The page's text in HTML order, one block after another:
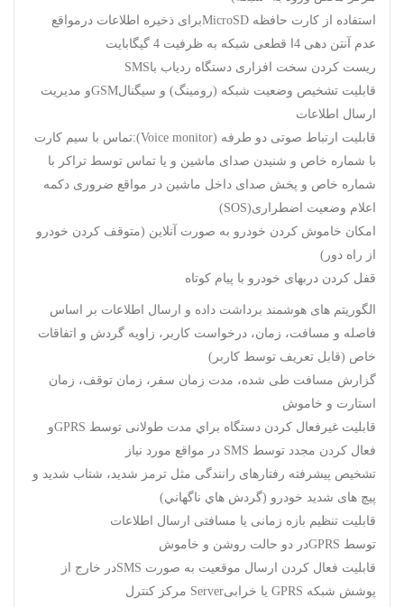
استفاده از کارت حافظه MicroSDبرای ذخیره اطلاعات درمواقع
عدم آنتن دهی 4ا قطعی شبکه به ظرفیت 4 گیگابایت
ریست کردن سخت افزاری دستگاه ردیاب باSMS
قابليت تشخيص وضعيت شبكه (رومينگ) و سیگنالGSMو مدیریت
ارسال اطلاعات
قابلیت ارتباط صوتی دو طرفه (Voice monitor):تماس با سیم کارت
با شماره خاص و شنیدن صدای ماشین و یا تماس توسط تراکر با
شماره خاص و پخش صدای داخل ماشین در مواقع ضروری دکمه
اعلام وضعیت اضطراری(SOS)
امکان خاموش کردن خودرو به صورت آنلاین (متوقف کردن خودرو
از راه دور)
قفل کردن دربهای خودرو با پیام کوتاه
الگوریتم های هوشمند برداشت داده و ارسال اطلاعات بر اساس
فاصله و مسافت، زمان، درخواست کاربر، زاویه گردش و اتفاقات
خاص (قابل تعریف توسط کاربر)
گزارش مسافت طی شده، مدت زمان سفر، زمان توقف، زمان
استارت و خاموش
قابلیت غیرفعال کردن دستگاه براي مدت طولانی توسط GPRSو
فعال کردن مجدد توسط SMS در مواقع مورد نیاز
تشخیص پیشرفته رفتارهای رانندگی مثل ترمز شدید، شتاب شدید و
پیچ های شدید خودرو (گردش هاي ناگهاني)
قابلیت تنظیم بازه زمانی یا مسافتی ارسال اطلاعات
توسط GPRSدر دو حالت روشن و خاموش
قابلیت فعال کردن ارسال موقعیت به صورت SMSدر خارج از
پوشش شبکه GPRS يا خرابیServer مرکز کنترل